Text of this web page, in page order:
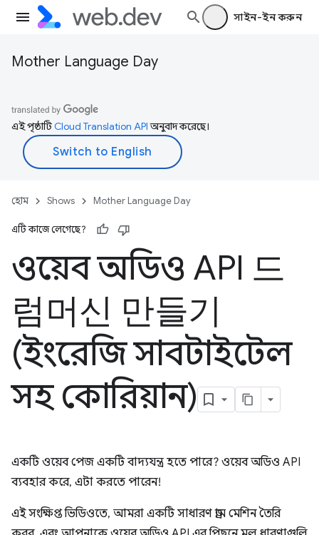
সাইন-ইন করুন
Mother Language Day
এই পৃষ্ঠাটিCloud Translation APIঅনুবাদ করেছে।
হোম Shows Mother Language Day
এটি কাজে লেগেছে?
ওয়েব অডিও API 드
럼머신 만들기
(ইংরেজি সাবটাইটেল
সহ কোরিয়ান)
একটি ওয়েব পেজ একটি বাদ্যযন্ত্র হতে পারে? ওয়েব অডিও API
ব্যবহার করে, এটা করতে পারেন!
এই সংক্ষিপ্ত ভিডিওতে, আমরা একটি সাধারণ ড্রাম মেশিন তৈরি